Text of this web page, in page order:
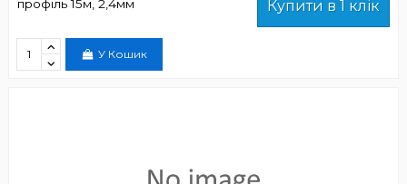
профіль 15м, 2,4мм
Купити в 1 клік
У Кошик